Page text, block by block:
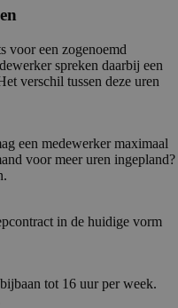
voor een zogenoemd
spreken daarbij een
verschil tussen deze uren
een medewerker maximaal
voor meer uren ingepland?
in de huidige vorm
tot 16 uur per week.